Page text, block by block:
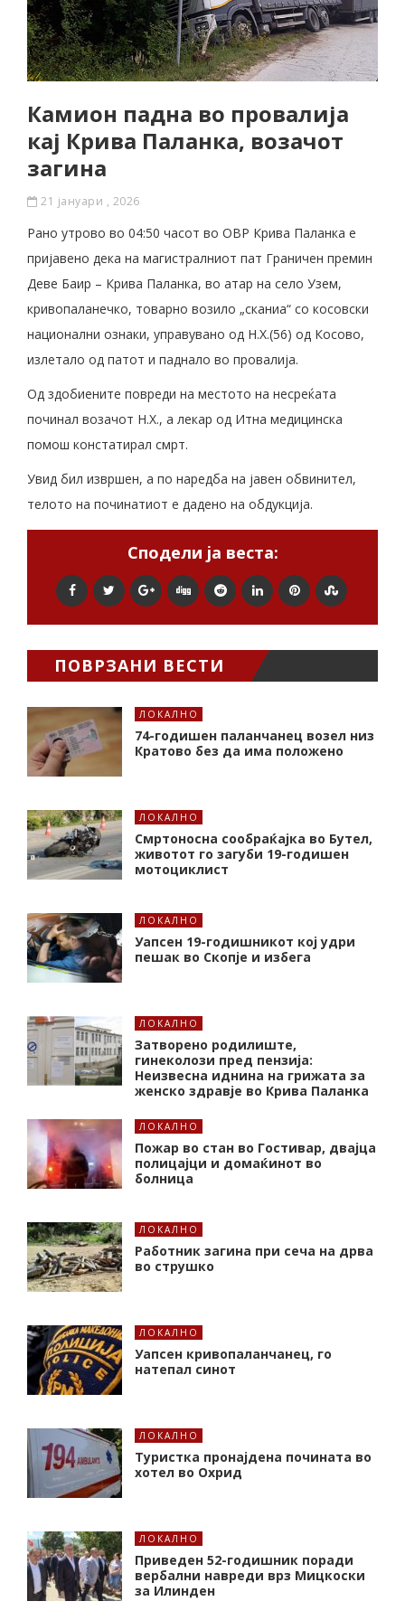
Камион падна во провалија
кај Крива Паланка, возачот
загина
21 јануари , 2026
Рано утрово во 04:50 часот во ОВР Крива Паланка е
пријавено дека на магистралниот пат Граничен премин
Деве Баир – Крива Паланка, во атар на село Узем,
кривопаланечко, товарно возило „сканиа“ со косовски
национални ознаки, управувано од Н.Х.(56) од Косово,
излетало од патот и паднало во провалија.
Од здобиените повреди на местото на несреќата
починал возачот Н.Х., а лекар од Итна медицинска
помош констатирал смрт.
Увид бил извршен, а по наредба на јавен обвинител,
телото на починатиот е дадено на обдукција.
Сподели ја веста:
ПОВРЗАНИ ВЕСТИ
ЛОКАЛНО
74-годишен паланчанец возел низ
Кратово без да има положено
ЛОКАЛНО
Смртоносна сообраќајка во Бутел,
животот го загуби 19-годишен
мотоциклист
ЛОКАЛНО
Уапсен 19-годишникот кој удри
пешак во Скопје и избега
ЛОКАЛНО
Затворено родилиште,
гинеколози пред пензија:
Неизвесна иднина на грижата за
женско здравје во Крива Паланка
ЛОКАЛНО
Пожар во стан во Гостивар, двајца
полицајци и домаќинот во
болница
ЛОКАЛНО
Работник загина при сеча на дрва
во струшко
ЛОКАЛНО
Уапсен кривопаланчанец, го
натепал синот
ЛОКАЛНО
Туристка пронајдена почината во
хотел во Охрид
ЛОКАЛНО
Приведен 52-годишник поради
вербални навреди врз Мицкоски
за Илинден